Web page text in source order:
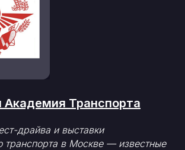
Академия Транспорта
драйва и выставки
транспорта в Москве — известные